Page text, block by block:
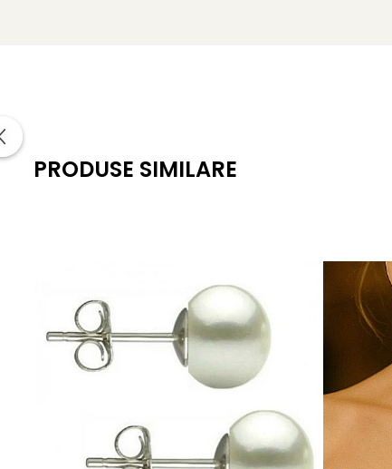
KASKADDA
este un brand european de bijuterii
metale prețioase certificate. Fiecare bijuterie cu
O bijuterie care nu trece neobservată – acești cercei
brățară cu perle asortată pot
PRODUSE SIMILARE